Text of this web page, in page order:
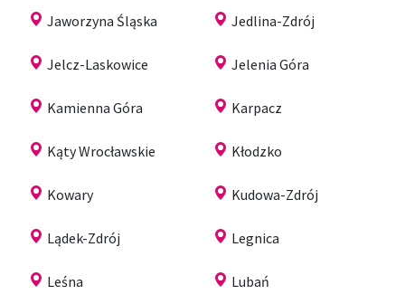
Jaworzyna Śląska Jedlina-Zdrój
Jelcz-Laskowice Jelenia Góra
Kamienna Góra Karpacz
Kąty Wrocławskie Kłodzko
Kowary Kudowa-Zdrój
Lądek-Zdrój Legnica
Leśna Lubań